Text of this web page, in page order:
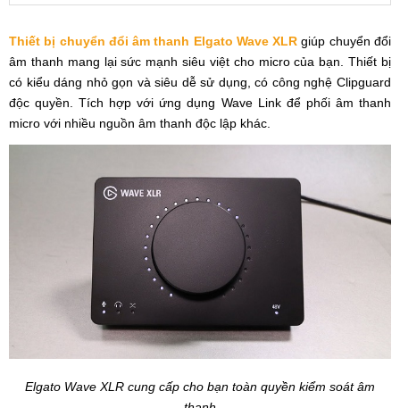
Thiết bị chuyển đổi âm thanh Elgato Wave XLR giúp chuyển đổi
âm thanh mang lại sức mạnh siêu việt cho micro của bạn. Thiết bị
có kiểu dáng nhỏ gọn và siêu dễ sử dụng, có công nghệ Clipguard
độc quyền. Tích hợp với ứng dụng Wave Link để phối âm thanh
micro với nhiều nguồn âm thanh độc lập khác.
Elgato Wave XLR cung cấp cho bạn toàn quyền kiểm soát âm